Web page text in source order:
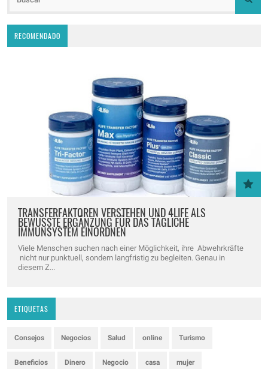
RECOMENDADO
TRANSFERFAKTOREN VERSTEHEN UND 4LIFE ALS
BEWUSSTE ERGÄNZUNG FÜR DAS TÄGLICHE
IMMUNSYSTEM EINORDNEN
Viele Menschen suchen nach einer Möglichkeit, ihre Abwehrkräfte
nicht nur punktuell, sondern langfristig zu begleiten. Genau in
diesem Z...
ETIQUETAS
Consejos Negocios Salud online Turismo
Beneficios Dinero Negocio casa mujer